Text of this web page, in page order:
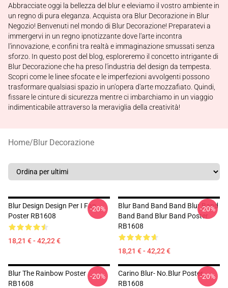
Abbracciate oggi la bellezza del blur e eleviamo il vostro ambiente in
un regno di pura eleganza. Acquista ora Blur Decorazione in Blur
Negozio! Benvenuti nel mondo di Blur Decorazione! Preparatevi a
immergervi in un regno ipnotizzante dove l'arte incontra
l'innovazione, e confini tra realtà e immaginazione smussati senza
sforzo. In questo post del blog, esploreremo il concetto intrigante di
Blur Decorazione che ha preso l'industria del design da tempesta.
Scopri come le linee sfocate e le imperfezioni avvolgenti possono
trasformare qualsiasi spazio in un'opera d'arte mozzafiato. Quindi,
fissare le cinture di sicurezza mentre ci imbarchiamo in un viaggio
indimenticabile attraverso la meraviglia della creatività!
Home/Blur Decorazione
Blur Design Design Per I Fan
Poster RB1608
18,21 € - 42,22 €
-20%
Blur Band Band Band Blur Band
Band Band Blur Band Poster
RB1608
18,21 € - 42,22 €
-20%
Blur The Rainbow Poster
RB1608
-20%
Carino Blur- No.blur Poster
RB1608
-20%